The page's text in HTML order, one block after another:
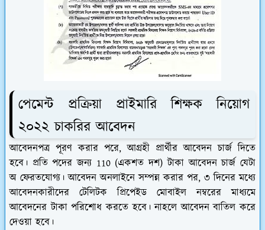
পেমেন্ট প্রক্রিয়া প্রাইমারি শিক্ষক নিয়োগ
২০২২ চাকরির আবেদন
আবেদনপত্র পূরণ করার পরে, আগ্রহী প্রার্থীর আবেদন চার্জ দিতে
হবে। প্রতি পদের জন্য 110 (একশত দশ) টাকা আবেদন চার্জ যেটা
অ ফেরতযোগ্য। আবেদন অনলাইনে সম্পন্ন করার পর, ৩ দিনের মধ্যে
আবেদনকারীদের টেলিটক প্রিপেইড মোবাইল নম্বরের মাধ্যমে
আবেদনের টাকা পরিশোধ করতে হবে। নাহলে আবেদন বাতিল করে
দেওয়া হবে।